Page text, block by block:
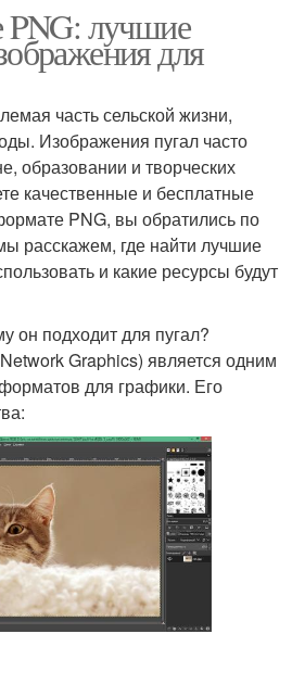
PNG: лучшие
для
часть сельской жизни,
Изображения пугал часто
образовании и творческих
качественные и бесплатные
PNG, вы обратились по
расскажем, где найти лучшие
и какие ресурсы будут
он подходит для пугал?
Graphics) является одним
для графики. Его